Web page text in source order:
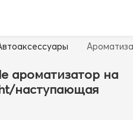
ароматизатор на
наступающая